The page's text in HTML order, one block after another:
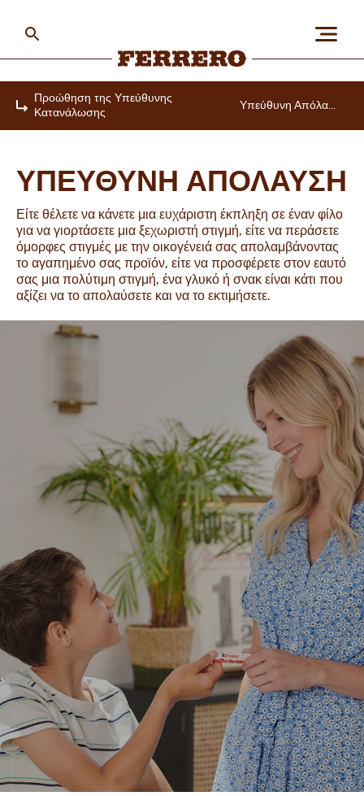
ΣΧΕΤΙΚΆ ΜΕ ΕΜΆΣ
ΆΝΘΡΩΠΟΙ & ΠΛΑΝΉΤΗΣ
ΟΙ ΜΑΡΚΕΣ ΜΑΣ
ΚΑΡΙΈΡΑ
main
content
Home
Προώθηση της Υπεύθυνης
Κατανάλωσης
Υπεύθυνη Απόλαυση
ΥΠΕΥΘΥΝΗ ΑΠΟΛΑΥΣΗ
Είτε θέλετε να κάνετε μια ευχάριστη έκπληξη σε έναν φίλο
για να γιορτάσετε μια ξεχωριστή στιγμή, είτε να περάσετε
όμορφες στιγμές με την οικογένειά σας απολαμβάνοντας
το αγαπημένο σας προϊόν, είτε να προσφέρετε στον εαυτό
σας μια πολύτιμη στιγμή, ένα γλυκό ή σνακ είναι κάτι που
αξίζει να το απολαύσετε και να το εκτιμήσετε.